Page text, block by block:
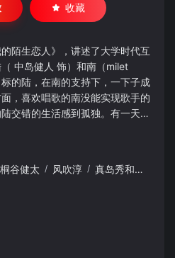
收藏
陌生恋人》，讲述了大学时代互
中岛健人 饰）和南（milet
的陆，在南的支持下，一下子成
，喜欢唱歌的南没能实现歌手的
交错的生活感到孤独。有一天，
版社碰头会的时候遇到的人们和
部职员，街上到处都是与自己素
桐谷健太 / 风吹淳 / 真岛秀和